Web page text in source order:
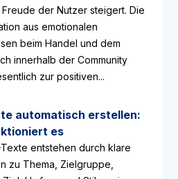
der Nutzer steigert. Die
aus emotionalen
beim Handel und dem
innerhalb der Community
zur positiven...
automatisch erstellen:
es
Texte entstehen durch klare
zu Thema, Zielgruppe,